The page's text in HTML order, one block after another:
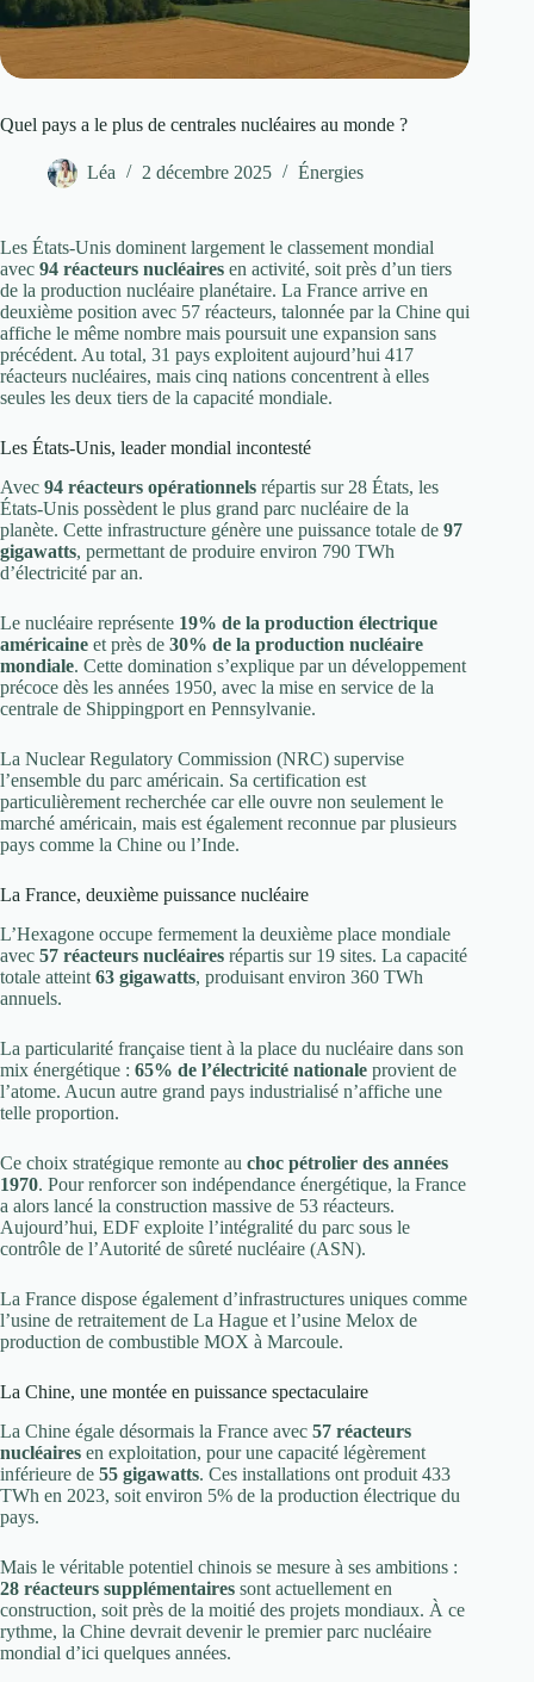
Quel pays a le plus de centrales nucléaires au monde ?
Léa 2 décembre 2025 Énergies
Les États-Unis dominent largement le classement mondial
avec 94 réacteurs nucléaires en activité, soit près d’un tiers
de la production nucléaire planétaire. La France arrive en
deuxième position avec 57 réacteurs, talonnée par la Chine qui
affiche le même nombre mais poursuit une expansion sans
précédent. Au total, 31 pays exploitent aujourd’hui 417
réacteurs nucléaires, mais cinq nations concentrent à elles
seules les deux tiers de la capacité mondiale.
Les États-Unis, leader mondial incontesté
Avec 94 réacteurs opérationnels répartis sur 28 États, les
États-Unis possèdent le plus grand parc nucléaire de la
planète. Cette infrastructure génère une puissance totale de 97
gigawatts, permettant de produire environ 790 TWh
d’électricité par an.
Le nucléaire représente 19% de la production électrique
américaine et près de 30% de la production nucléaire
mondiale. Cette domination s’explique par un développement
précoce dès les années 1950, avec la mise en service de la
centrale de Shippingport en Pennsylvanie.
La Nuclear Regulatory Commission (NRC) supervise
l’ensemble du parc américain. Sa certification est
particulièrement recherchée car elle ouvre non seulement le
marché américain, mais est également reconnue par plusieurs
pays comme la Chine ou l’Inde.
La France, deuxième puissance nucléaire
L’Hexagone occupe fermement la deuxième place mondiale
avec 57 réacteurs nucléaires répartis sur 19 sites. La capacité
totale atteint 63 gigawatts, produisant environ 360 TWh
annuels.
La particularité française tient à la place du nucléaire dans son
mix énergétique : 65% de l’électricité nationale provient de
l’atome. Aucun autre grand pays industrialisé n’affiche une
telle proportion.
Ce choix stratégique remonte au choc pétrolier des années
1970. Pour renforcer son indépendance énergétique, la France
a alors lancé la construction massive de 53 réacteurs.
Aujourd’hui, EDF exploite l’intégralité du parc sous le
contrôle de l’Autorité de sûreté nucléaire (ASN).
La France dispose également d’infrastructures uniques comme
l’usine de retraitement de La Hague et l’usine Melox de
production de combustible MOX à Marcoule.
La Chine, une montée en puissance spectaculaire
La Chine égale désormais la France avec 57 réacteurs
nucléaires en exploitation, pour une capacité légèrement
inférieure de 55 gigawatts. Ces installations ont produit 433
TWh en 2023, soit environ 5% de la production électrique du
pays.
Mais le véritable potentiel chinois se mesure à ses ambitions :
28 réacteurs supplémentaires sont actuellement en
construction, soit près de la moitié des projets mondiaux. À ce
rythme, la Chine devrait devenir le premier parc nucléaire
mondial d’ici quelques années.